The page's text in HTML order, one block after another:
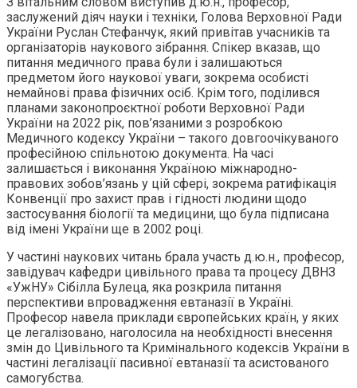
заслужений діяч науки і техніки, Голова Верховної Ради
України Руслан Стефанчук, який привітав учасників та
організаторів наукового зібрання. Спікер вказав, що
питання медичного права були і залишаються
предметом його наукової уваги, зокрема особисті
немайнові права фізичних осіб. Крім того, поділився
планами законопроєктної роботи Верховної Ради
України на 2022 рік, пов’язаними з розробкою
Медичного кодексу України – такого довгоочікуваного
професійною спільнотою документа. На часі
залишається і виконання Україною міжнародно-
правових зобов’язань у цій сфері, зокрема ратифікація
Конвенції про захист прав і гідності людини щодо
застосування біології та медицини, що була підписана
від імені України ще в 2002 році.
У частині наукових читань брала участь д.ю.н., професор,
завідувач кафедри цивільного права та процесу ДВНЗ
«УжНУ» Сібілла Булеца, яка розкрила питання
перспективи впровадження евтаназії в Україні.
Професор навела приклади європейських країн, у яких
це легалізовано, наголосила на необхідності внесення
змін до Цивільного та Кримінального кодексів України в
частині легалізації пасивної евтаназії та асистованого
самогубства.